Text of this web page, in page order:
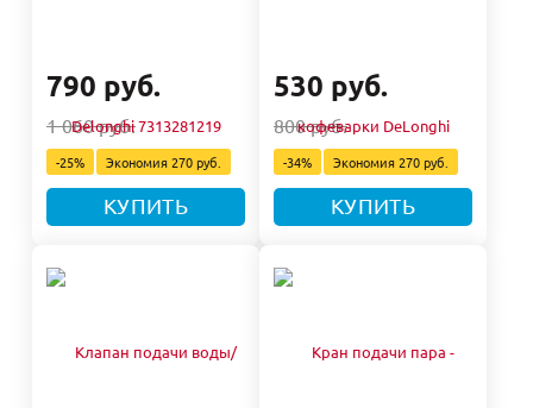
790 руб.
1 060 руб.
-25% Экономия270 руб.
КУПИТЬ
530 руб.
800 руб.
-34% Экономия270 руб.
КУПИТЬ